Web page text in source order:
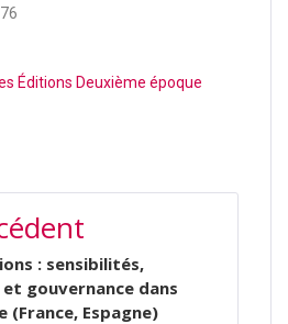
Éditions Deuxième époque
: sensibilités,
gouvernance dans
(France, Espagne)